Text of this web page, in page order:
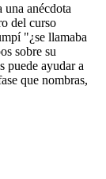
una anécdota
del curso
"¿se llamaba
sobre su
puede ayudar a
que nombras,